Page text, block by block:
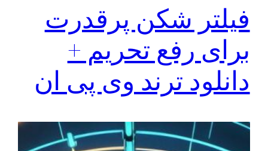
فیلتر شکن پرقدرت
برای رفع تحریم +
دانلود ترند وی پی ان